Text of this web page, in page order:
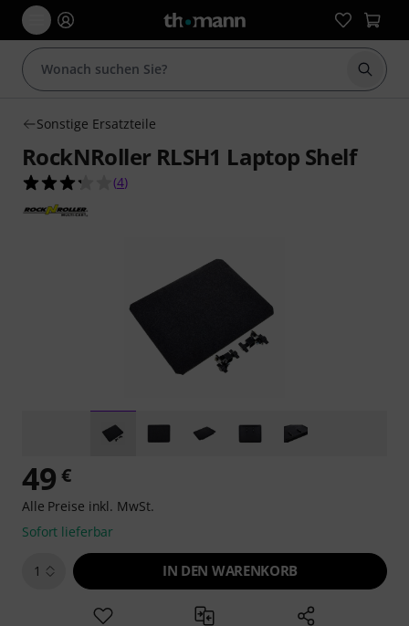
Suche
Sonstige Ersatzteile
RockNRoller RLSH1 Laptop Shelf
3.3 von 5 Sternen aus 4 Kundenbewertungen
(4)
49 €
Alle Preise inkl. MwSt.
Sofort lieferbar
1 IN DEN WARENKORB